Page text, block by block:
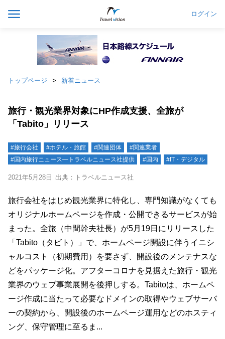
ログイン
トップページ 新着ニュース
旅行・観光業界対象にHP作成支援、全旅が
「Tabito」リリース
#旅行会社 #ホテル・旅館 #関連団体
#関連業者
#国内旅行ニュース―トラベルニュース社提供
#国内 #IT・デジタル
2021年5月28日 出典：トラベルニュース社
旅行会社をはじめ観光業界に特化し、専門知識がなくても
オリジナルホームページを作成・公開できるサービスが始
まった。全旅（中間幹夫社長）が5月19日にリリースした
「Tabito（タビト）」で、ホームページ開設に伴うイニシ
ャルコスト（初期費用）を要さず、開設後のメンテナスな
どをパッケージ化。アフターコロナを見据えた旅行・観光
業界のウェブ事業展開を後押しする。Tabitoは、ホームペ
ージ作成に当たって必要なドメインの取得やウェブサーバ
ーの契約から、開設後のホームページ運用などのホスティ
ング、保守管理に至るま...